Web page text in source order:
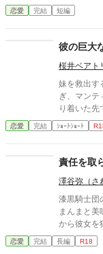
かけに月鈴の運命は
なぜか彼女
恋愛 完結 短編
彼の巨大
桜井ベアト
妹を救出す
ぎ、マンテ
り着いた
「助けなん
士マキシマ
彼の心臓の
ッドで戦士
恋愛 完結 ｼｮｰﾄｼｮｰﾄ
責任を取
澤谷弥（さ
漆黒騎士団
まんまと美
から彼女を
お構いなし
務をこなす
恋愛 完結 長編 R18